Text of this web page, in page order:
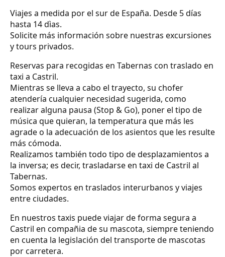
Viajes a medida por el sur de España. Desde 5 días
hasta 14 dìas.
Solicite más información sobre nuestras excursiones
y tours privados.
Reservas para recogidas en Tabernas con traslado en
taxi a Castril.
Mientras se lleva a cabo el trayecto, su chofer
atendería cualquier necesidad sugerida, como
realizar alguna pausa (Stop & Go), poner el tipo de
música que quieran, la temperatura que más les
agrade o la adecuación de los asientos que les resulte
más cómoda.
Realizamos también todo tipo de desplazamientos a
la inversa; es decir, trasladarse en taxi de Castril al
Tabernas.
Somos expertos en traslados interurbanos y viajes
entre ciudades.
En nuestros taxis puede viajar de forma segura a
Castril en compañia de su mascota, siempre teniendo
en cuenta la legislación del transporte de mascotas
por carretera.